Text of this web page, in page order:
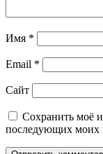
Имя *
Email *
Сайт
Сохранить моё
последующих моих